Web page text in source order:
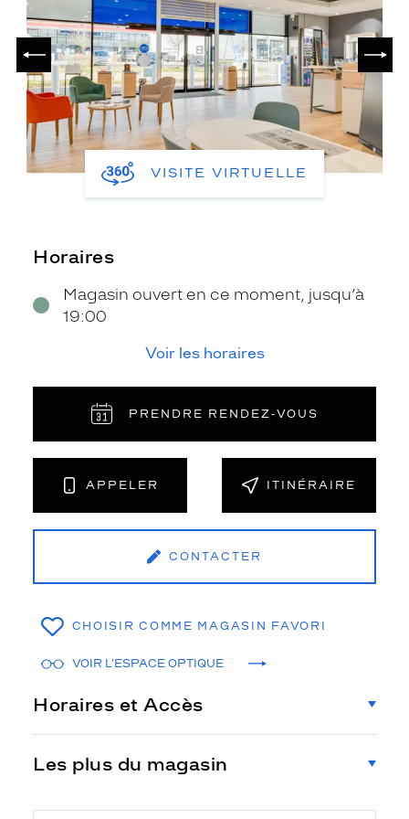
PRÉCÉDENT
VISITE VIRTUELLE
Horaires
Magasin ouvert en ce moment, jusqu’à
19:00
Voir les horaires
PRENDRE RENDEZ‑VOUS
APPELER ITINÉRAIRE
CONTACTER
CHOISIR COMME MAGASIN FAVORI
VOIR L'ESPACE OPTIQUE
Horaires et Accès
Les plus du magasin